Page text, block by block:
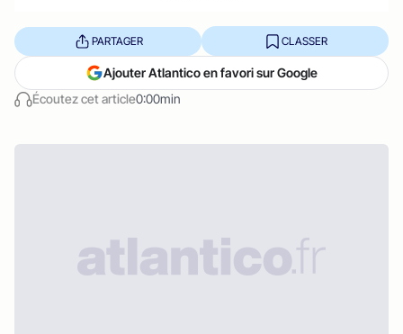
Écoutez cet article0:00min
PARTAGER CLASSER
Ajouter Atlantico en favori sur Google